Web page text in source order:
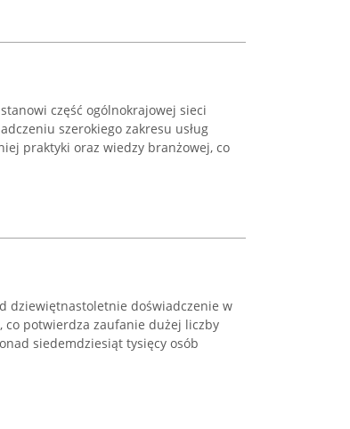
część ogólnokrajowej sieci
szerokiego zakresu usług
praktyki oraz wiedzy branżowej, co
dziewiętnastoletnie doświadczenie w
potwierdza zaufanie dużej liczby
siedemdziesiąt tysięcy osób